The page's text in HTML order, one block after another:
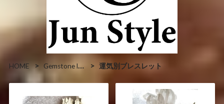
HOME Gemstone leather bracelet 運気別ブレスレット